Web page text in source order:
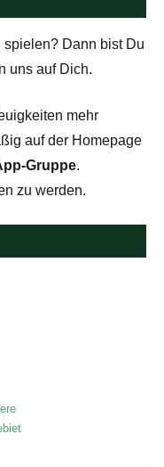
Dann bist Du
uns auf Dich.
mehr
auf der Homepage
Gruppe.
zu werden.